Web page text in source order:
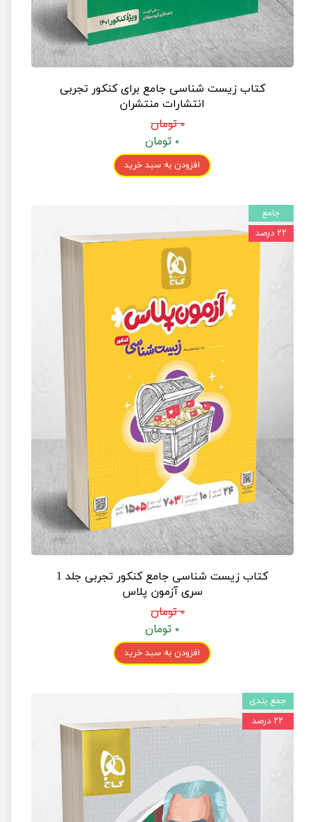
کتاب زیست شناسی جامع برای کنکور تجربی
انتشارات منتشران
۰ تومان
۰ تومان
افزودن به سبد خرید
کتاب زیست شناسی جامع کنکور تجربی جلد 1
سری آزمون پلاس
۰ تومان
۰ تومان
افزودن به سبد خرید
جامع
۲۲ درصد
جمع بندی
۲۲ درصد